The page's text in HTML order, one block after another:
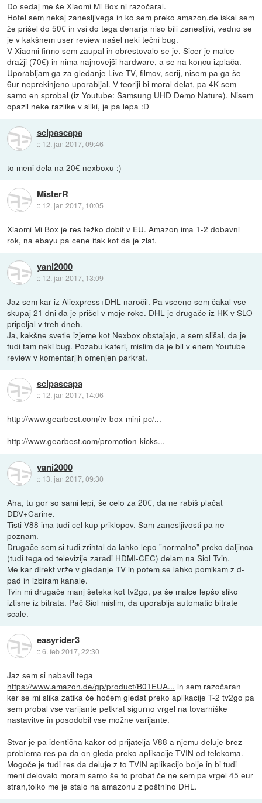
Do sedaj me še Xiaomi Mi Box ni razočaral.
Hotel sem nekaj zanesljivega in ko sem preko amazon.de iskal sem
že prišel do 50€ in vsi do tega denarja niso bili zanesljivi, vedno se
je v kakšnem user review našel neki tečni bug.
V Xiaomi firmo sem zaupal in obrestovalo se je. Sicer je malce
dražji (70€) in nima najnovejši hardware, a se na koncu izplača.
Uporabljam ga za gledanje Live TV, filmov, serij, nisem pa ga še
6ur neprekinjeno uporabljal. V teoriji bi moral delat, pa 4K sem
samo en sprobal (iz Youtube: Samsung UHD Demo Nature). Nisem
opazil neke razlike v sliki, je pa lepa :D
scipascapa
:: 12. jan 2017, 09:46
to meni dela na 20€ nexboxu :)
MisterR
:: 12. jan 2017, 10:05
Xiaomi Mi Box je res težko dobit v EU. Amazon ima 1-2 dobavni
rok, na ebayu pa cene itak kot da je zlat.
yani2000
:: 12. jan 2017, 13:09
Jaz sem kar iz Aliexpress+DHL naročil. Pa vseeno sem čakal vse
skupaj 21 dni da je prišel v moje roke. DHL je drugače iz HK v SLO
pripeljal v treh dneh.
Ja, kakšne svetle izjeme kot Nexbox obstajajo, a sem slišal, da je
tudi tam neki bug. Pozabu kateri, mislim da je bil v enem Youtube
review v komentarjih omenjen parkrat.
scipascapa
:: 12. jan 2017, 14:06
http://www.gearbest.com/tv-box-mini-pc/...
http://www.gearbest.com/promotion-kicks...
yani2000
:: 13. jan 2017, 09:30
Aha, tu gor so sami lepi, še celo za 20€, da ne rabiš plačat
DDV+Carine.
Tisti V88 ima tudi cel kup priklopov. Sam zanesljivosti pa ne
poznam.
Drugače sem si tudi zrihtal da lahko lepo "normalno" preko daljinca
(tudi tega od televizije zaradi HDMI-CEC) delam na Siol Tvin.
Me kar direkt vrže v gledanje TV in potem se lahko pomikam z d-
pad in izbiram kanale.
Tvin mi drugače manj šeteka kot tv2go, pa še malce lepšo sliko
iztisne iz bitrata. Pač Siol mislim, da uporablja automatic bitrate
scale.
easyrider3
::6. feb 2017, 22:30
Jaz sem si nabavil tega
https://www.amazon.de/gp/product/B01EUA... in sem razočaran
ker se mi slika zatika če hočem gledat preko aplikacije T-2 tv2go pa
sem probal vse varijante petkrat sigurno vrgel na tovarniške
nastavitve in posodobil vse možne varijante.
Stvar je pa identična kakor od prijatelja V88 a njemu deluje brez
problema res pa da on gleda preko aplikacije TVIN od telekoma.
Mogoče je tudi res da deluje z to TVIN aplikacijo bolje in bi tudi
meni delovalo moram samo še to probat če ne sem pa vrgel 45 eur
stran,tolko me je stalo na amazonu z poštnino DHL.